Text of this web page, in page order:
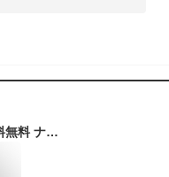
お得な割引クーポン発行中!!【あす楽 対応!!】【送料無料 ナイキ ウィメンズ エアマックス ココ サンダル】NIKE WMNS AIR MAX KOKO SANDAL white/photon dust ci8798-100 レディース スニーカー サンダル スポーツ 厚底 ホワイト